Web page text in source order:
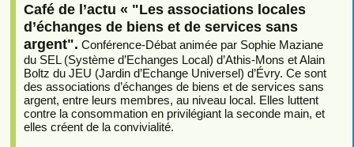
Café de l’actu « "Les associations locales
d’échanges de biens et de services sans
argent". Conférence-Débat animée par Sophie Maziane
du SEL (Système d’Echanges Local) d’Athis-Mons et Alain
Boltz du JEU (Jardin d’Echange Universel) d’Évry. Ce sont
des associations d’échanges de biens et de services sans
argent, entre leurs membres, au niveau local. Elles luttent
contre la consommation en privilégiant la seconde main, et
elles créent de la convivialité.